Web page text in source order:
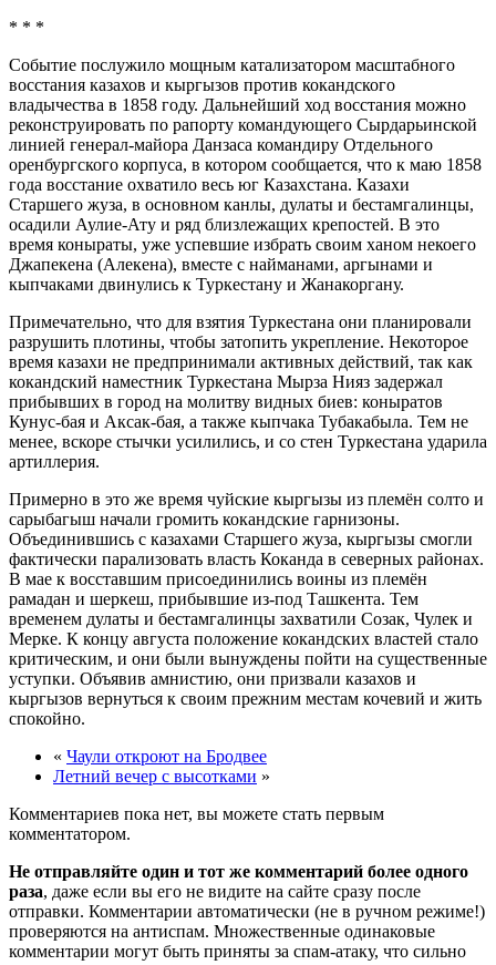
* * *
Событие послужило мощным катализатором масштабного
восстания казахов и кыргызов против кокандского
владычества в 1858 году. Дальнейший ход восстания можно
реконструировать по рапорту командующего Сырдарьинской
линией генерал-майора Данзаса командиру Отдельного
оренбургского корпуса, в котором сообщается, что к маю 1858
года восстание охватило весь юг Казахстана. Казахи
Старшего жуза, в основном канлы, дулаты и бестамгалинцы,
осадили Аулие-Ату и ряд близлежащих крепостей. В это
время коныраты, уже успевшие избрать своим ханом некоего
Джапекена (Алекена), вместе с найманами, аргынами и
кыпчаками двинулись к Туркестану и Жанакоргану.
Примечательно, что для взятия Туркестана они планировали
разрушить плотины, чтобы затопить укрепление. Некоторое
время казахи не предпринимали активных действий, так как
кокандский наместник Туркестана Мырза Нияз задержал
прибывших в город на молитву видных биев: коныратов
Кунус-бая и Аксак-бая, а также кыпчака Тубакабыла. Тем не
менее, вскоре стычки усилились, и со стен Туркестана ударила
артиллерия.
Примерно в это же время чуйские кыргызы из племён солто и
сарыбагыш начали громить кокандские гарнизоны.
Объединившись с казахами Старшего жуза, кыргызы смогли
фактически парализовать власть Коканда в северных районах.
В мае к восставшим присоединились воины из племён
рамадан и шеркеш, прибывшие из-под Ташкента. Тем
временем дулаты и бестамгалинцы захватили Созак, Чулек и
Мерке. К концу августа положение кокандских властей стало
критическим, и они были вынуждены пойти на существенные
уступки. Объявив амнистию, они призвали казахов и
кыргызов вернуться к своим прежним местам кочевий и жить
спокойно.
« Чаули откроют на Бродвее
Летний вечер с высотками »
Комментариев пока нет, вы можете стать первым
комментатором.
Не отправляйте один и тот же комментарий более одного
раза, даже если вы его не видите на сайте сразу после
отправки. Комментарии автоматически (не в ручном режиме!)
проверяются на антиспам. Множественные одинаковые
комментарии могут быть приняты за спам-атаку, что сильно